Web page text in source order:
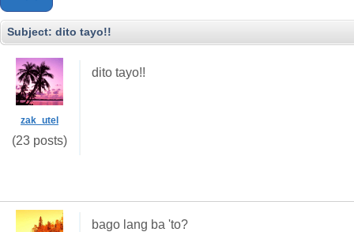
Subject: dito tayo!!
zak_utel
(23 posts)
dito tayo!!
bago lang ba 'to?